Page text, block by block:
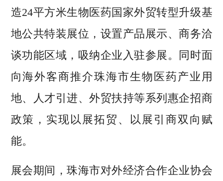
造24平方米生物医药国家外贸转型升级基
地公共特装展位，设置产品展示、商务洽
谈功能区域，吸纳企业入驻参展。同时面
向海外客商推介珠海市生物医药产业用
地、人才引进、外贸扶持等系列惠企招商
政策，实现以展拓贸、以展引商双向赋
能。
展会期间，珠海市对外经济合作企业协会